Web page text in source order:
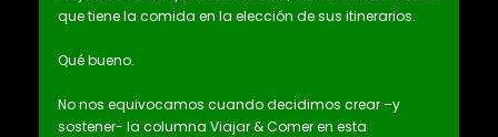
que tiene la comida en la elección de sus itinerarios.
Qué bueno.
No nos equivocamos cuando decidimos crear –y
sostener- la columna Viajar & Comer en esta